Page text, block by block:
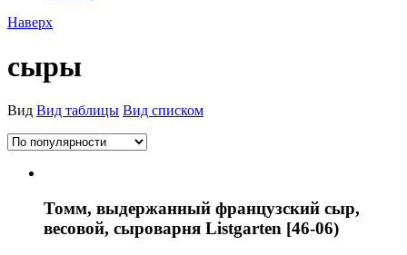
Наверх
сыры
Вид Вид таблицы Вид списком
Томм, выдержанный французский сыр,
весовой, сыроварня Listgarten [46-06)